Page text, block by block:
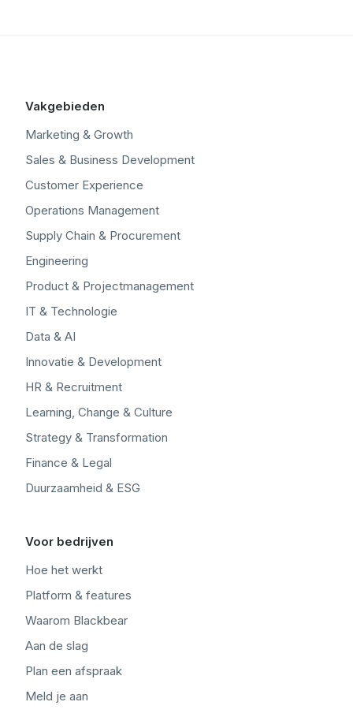
Vakgebieden
Marketing & Growth
Sales & Business Development
Customer Experience
Operations Management
Supply Chain & Procurement
Engineering
Product & Projectmanagement
IT & Technologie
Data & AI
Innovatie & Development
HR & Recruitment
Learning, Change & Culture
Strategy & Transformation
Finance & Legal
Duurzaamheid & ESG
Voor bedrijven
Hoe het werkt
Platform & features
Waarom Blackbear
Aan de slag
Plan een afspraak
Meld je aan